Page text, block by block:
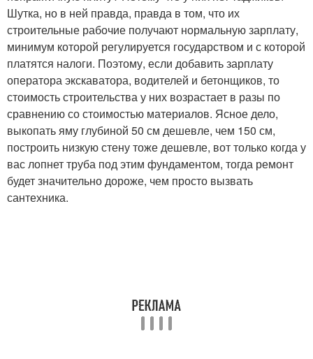
Шутка, но в ней правда, правда в том, что их
строительные рабочие получают нормальную зарплату,
минимум которой регулируется государством и с которой
платятся налоги. Поэтому, если добавить зарплату
оператора экскаватора, водителей и бетонщиков, то
стоимость строительства у них возрастает в разы по
сравнению со стоимостью материалов. Ясное дело,
выкопать яму глубиной 50 см дешевле, чем 150 см,
построить низкую стену тоже дешевле, вот только когда у
вас лопнет труба под этим фундаментом, тогда ремонт
будет значительно дороже, чем просто вызвать
сантехника.